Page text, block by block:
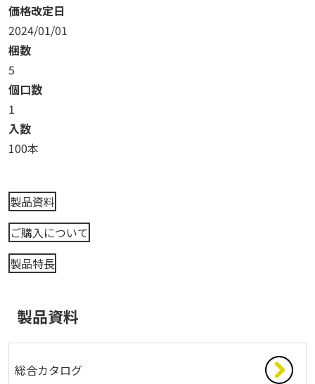
価格改定日
2024/01/01
梱数
5
個口数
1
入数
100本
製品資料
ご購入について
製品特長
製品資料
総合カタログ